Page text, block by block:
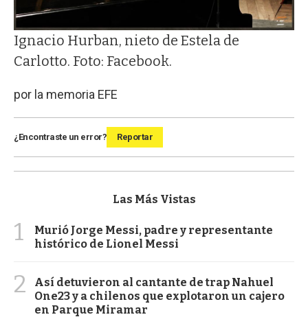
Ignacio Hurban, nieto de Estela de
Carlotto. Foto: Facebook.
por la memoria EFE
¿Encontraste un error? Reportar
Las Más Vistas
1
Murió Jorge Messi, padre y representante
histórico de Lionel Messi
2
Así detuvieron al cantante de trap Nahuel
One23 y a chilenos que explotaron un cajero
en Parque Miramar